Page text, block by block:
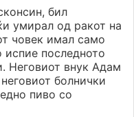
бил
умирал од ракот на
човек имал само
испие последното
Неговиот внук Адам
болнички
пиво со